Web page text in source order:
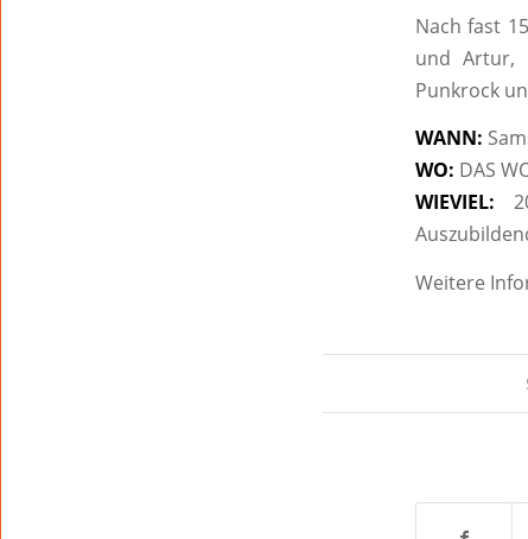
Nach fast
und Artur,
Punkrock
WANN:
WO: DAS
WIEVIEL:
Weitere